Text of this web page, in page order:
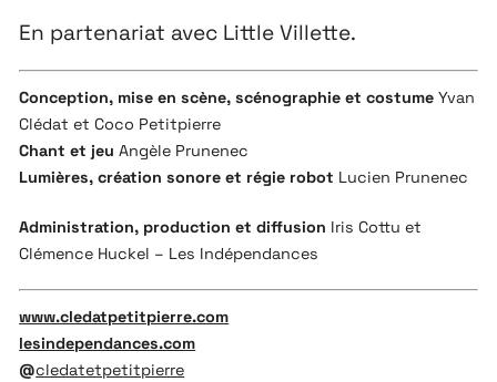
En partenariat avec Little Villette.
Conception, mise en scène, scénographie et costume Yvan
Clédat et Coco Petitpierre
Chant et jeuAngèle Prunenec
Lumières, création sonore et régie robot Lucien Prunenec
Administration, production et diffusion Iris Cottu et
Clémence Huckel – Les Indépendances
www.cledatpetitpierre.com
lesindependances.com
@cledatetpetitpierre